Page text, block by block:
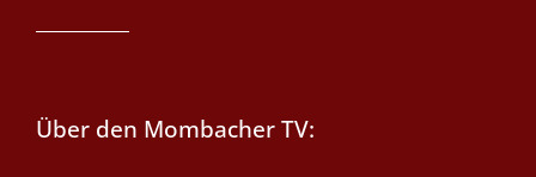
Über den Mombacher TV: